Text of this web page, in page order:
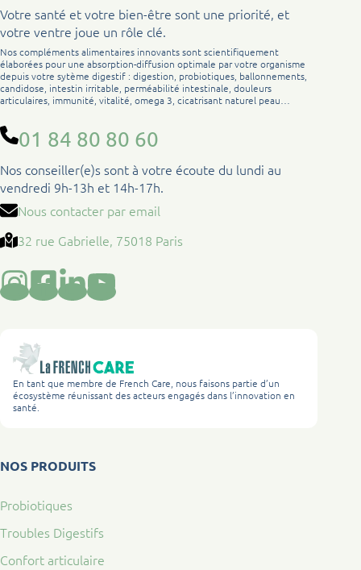
Votre santé et votre bien-être sont une priorité, et
votre ventre joue un rôle clé.
Nos compléments alimentaires innovants sont scientifiquement
élaborées pour une absorption-diffusion optimale par votre organisme
depuis votre sytème digestif : digestion, probiotiques, ballonnements,
candidose, intestin irritable, perméabilité intestinale, douleurs
articulaires, immunité, vitalité, omega 3, cicatrisant naturel peau…
01 84 80 80 60
Nos conseiller(e)s sont à votre écoute du lundi au
vendredi 9h-13h et 14h-17h.
Nous contacter par email
32 rue Gabrielle, 75018 Paris
En tant que membre de French Care, nous faisons partie d’un
écosystème réunissant des acteurs engagés dans l’innovation en
santé.
NOS PRODUITS
Probiotiques
Troubles Digestifs
Confort articulaire